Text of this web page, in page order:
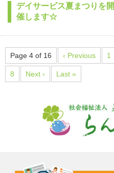
デイサービス夏まつりを開
催します☆
Page 4 of 16 ‹ Previous 1
8 Next › Last »